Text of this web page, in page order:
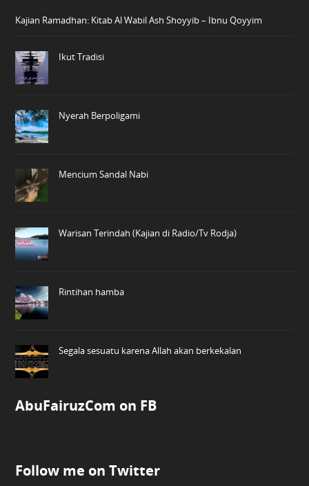
Kajian Ramadhan: Kitab Al Wabil Ash Shoyyib – Ibnu Qoyyim
Ikut Tradisi
Nyerah Berpoligami
Mencium Sandal Nabi
Warisan Terindah (Kajian di Radio/Tv Rodja)
Rintihan hamba
Segala sesuatu karena Allah akan berkekalan
AbuFairuzCom on FB
Follow me on Twitter